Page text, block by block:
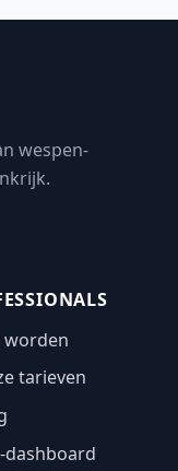
wespen-
worden
tarieven
dashboard